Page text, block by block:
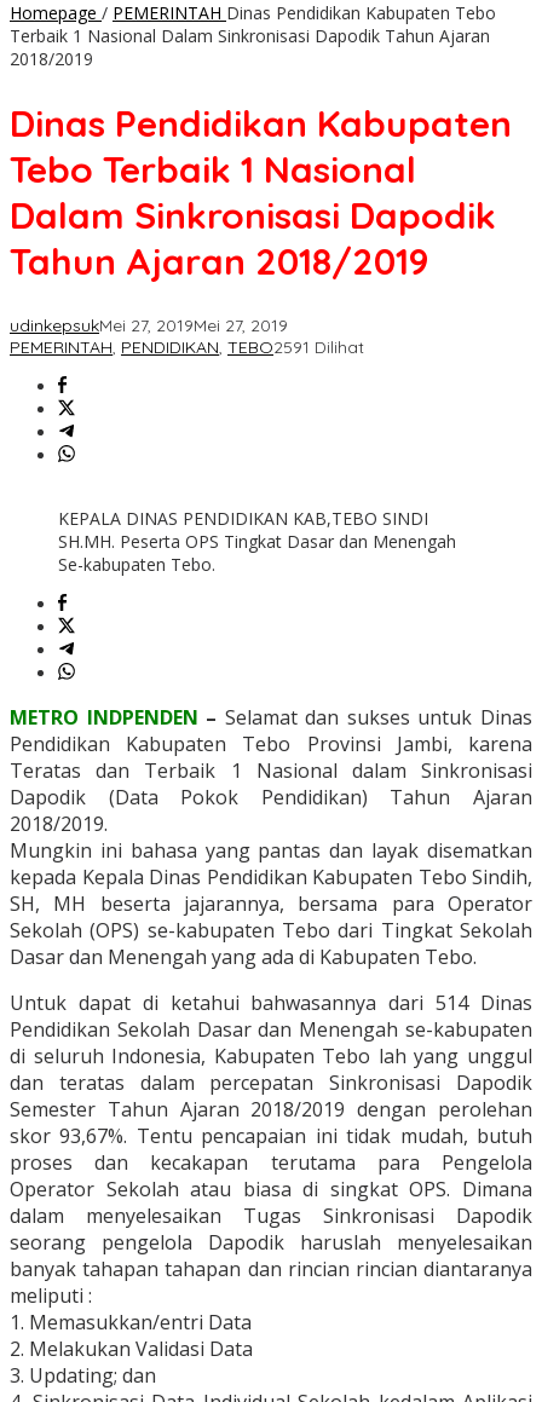
Homepage / PEMERINTAH Dinas Pendidikan Kabupaten Tebo
Terbaik 1 Nasional Dalam Sinkronisasi Dapodik Tahun Ajaran
2018/2019
Dinas Pendidikan Kabupaten
Tebo Terbaik 1 Nasional
Dalam Sinkronisasi Dapodik
Tahun Ajaran 2018/2019
udinkepsukMei 27, 2019Mei 27, 2019
PEMERINTAH, PENDIDIKAN, TEBO2591 Dilihat
KEPALA DINAS PENDIDIKAN KAB,TEBO SINDI
SH.MH. Peserta OPS Tingkat Dasar dan Menengah
Se-kabupaten Tebo.
METRO INDPENDEN – Selamat dan sukses untuk Dinas
Pendidikan Kabupaten Tebo Provinsi Jambi, karena
Teratas dan Terbaik 1 Nasional dalam Sinkronisasi
Dapodik (Data Pokok Pendidikan) Tahun Ajaran
2018/2019.
Mungkin ini bahasa yang pantas dan layak disematkan
kepada Kepala Dinas Pendidikan Kabupaten Tebo Sindih,
SH, MH beserta jajarannya, bersama para Operator
Sekolah (OPS) se-kabupaten Tebo dari Tingkat Sekolah
Dasar dan Menengah yang ada di Kabupaten Tebo.
Untuk dapat di ketahui bahwasannya dari 514 Dinas
Pendidikan Sekolah Dasar dan Menengah se-kabupaten
di seluruh Indonesia, Kabupaten Tebo lah yang unggul
dan teratas dalam percepatan Sinkronisasi Dapodik
Semester Tahun Ajaran 2018/2019 dengan perolehan
skor 93,67%. Tentu pencapaian ini tidak mudah, butuh
proses dan kecakapan terutama para Pengelola
Operator Sekolah atau biasa di singkat OPS. Dimana
dalam menyelesaikan Tugas Sinkronisasi Dapodik
seorang pengelola Dapodik haruslah menyelesaikan
banyak tahapan tahapan dan rincian rincian diantaranya
meliputi :
1. Memasukkan/entri Data
2. Melakukan Validasi Data
3. Updating; dan